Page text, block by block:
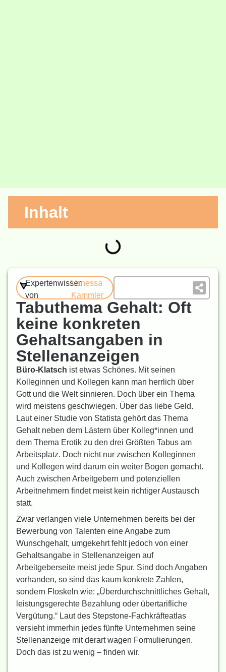
Inhalt
Expertenwissen
von
Vanessa
Kammler
Tabuthema Gehalt: Oft
keine konkreten
Gehaltsangaben in
Stellenanzeigen
Büro-Klatsch ist etwas Schönes. Mit seinen
Kolleginnen und Kollegen kann man herrlich über
Gott und die Welt sinnieren. Doch über ein Thema
wird meistens geschwiegen. Über das liebe Geld.
Laut einer Studie von Statista gehört das Thema
Gehalt neben dem Lästern über Kolleg*innen und
dem Thema Erotik zu den drei Größten Tabus am
Arbeitsplatz. Doch nicht nur zwischen Kolleginnen
und Kollegen wird darum ein weiter Bogen gemacht.
Auch zwischen Arbeitgebern und potenziellen
Arbeitnehmern findet meist kein richtiger Austausch
statt.
Zwar verlangen viele Unternehmen bereits bei der
Bewerbung von Talenten eine Angabe zum
Wunschgehalt, umgekehrt fehlt jedoch von einer
Gehaltsangabe in Stellenanzeigen auf
Arbeitgeberseite meist jede Spur. Sind doch Angaben
vorhanden, so sind das kaum konkrete Zahlen,
sondern Floskeln wie: „Überdurchschnittliches Gehalt,
leistungsgerechte Bezahlung oder übertarifliche
Vergütung.“ Laut des Stepstone-Fachkräfteatlas
versieht immerhin jedes fünfte Unternehmen seine
Stellenanzeige mit derart wagen Formulierungen.
Doch das ist zu wenig – finden wir.